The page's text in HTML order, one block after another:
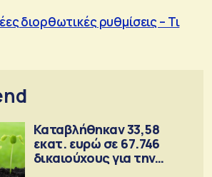
διορθωτικές ρυθμίσεις – Τι
Καταβλήθηκαν 33,58
εκατ. ευρώ σε 67.746
δικαιούχους για την